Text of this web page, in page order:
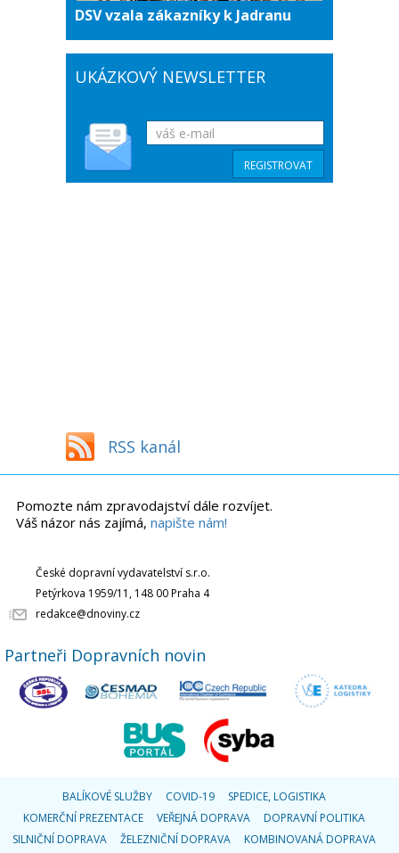
DSV vzala zákazníky k Jadranu
UKÁZKOVÝ NEWSLETTER
RSS kanál
Pomozte nám zpravodajství dále rozvíjet.
Váš názor nás zajímá, napište nám!
České dopravní vydavatelství s.r.o.
Petýrkova 1959/11, 148 00 Praha 4
redakce@dnoviny.cz
Partneři Dopravních novin
BALÍKOVÉ SLUŽBY COVID-19
SPEDICE, LOGISTIKA
KOMERČNÍ PREZENTACE
VEŘEJNÁ DOPRAVA
DOPRAVNÍ POLITIKA
SILNIČNÍ DOPRAVA
ŽELEZNIČNÍ DOPRAVA KOMBINOVANÁ DOPRAVA